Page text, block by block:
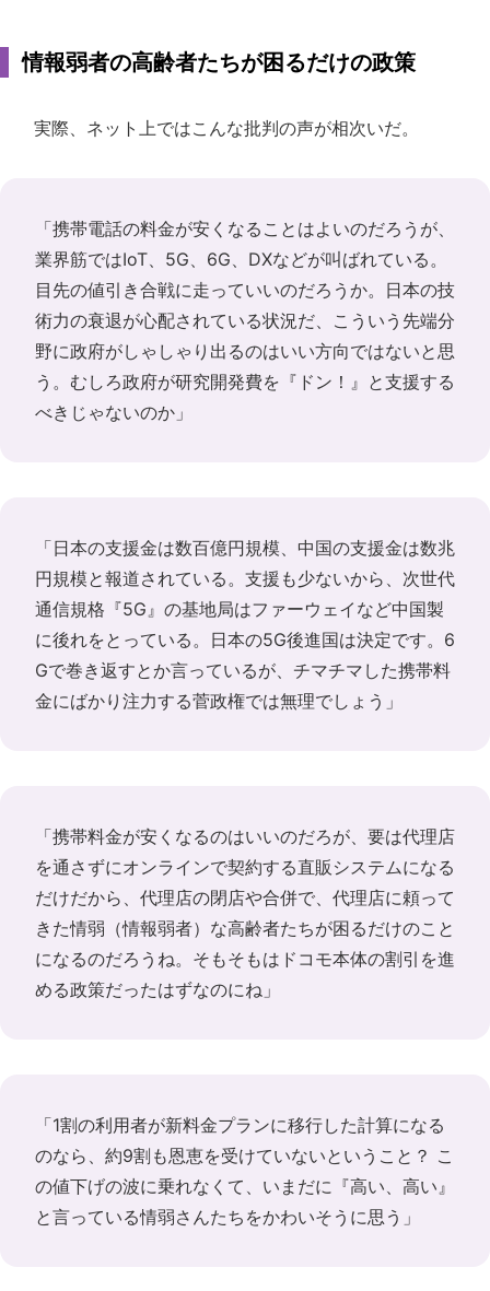
情報弱者の高齢者たちが困るだけの政策
実際、ネット上ではこんな批判の声が相次いだ。
「携帯電話の料金が安くなることはよいのだろうが、
業界筋ではIoT、5G、6G、DXなどが叫ばれている。
目先の値引き合戦に走っていいのだろうか。日本の技
術力の衰退が心配されている状況だ、こういう先端分
野に政府がしゃしゃり出るのはいい方向ではないと思
う。むしろ政府が研究開発費を『ドン！』と支援する
べきじゃないのか」
「日本の支援金は数百億円規模、中国の支援金は数兆
円規模と報道されている。支援も少ないから、次世代
通信規格『5G』の基地局はファーウェイなど中国製
に後れをとっている。日本の5G後進国は決定です。6
Gで巻き返すとか言っているが、チマチマした携帯料
金にばかり注力する菅政権では無理でしょう」
「携帯料金が安くなるのはいいのだろが、要は代理店
を通さずにオンラインで契約する直販システムになる
だけだから、代理店の閉店や合併で、代理店に頼って
きた情弱（情報弱者）な高齢者たちが困るだけのこと
になるのだろうね。そもそもはドコモ本体の割引を進
める政策だったはずなのにね」
「1割の利用者が新料金プランに移行した計算になる
のなら、約9割も恩恵を受けていないということ？ こ
の値下げの波に乗れなくて、いまだに『高い、高い』
と言っている情弱さんたちをかわいそうに思う」